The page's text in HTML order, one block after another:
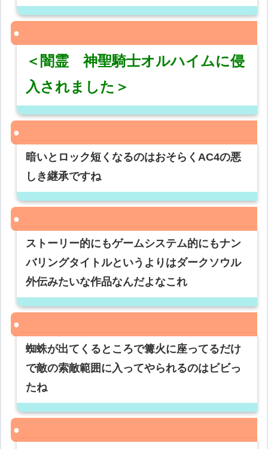
＜闇霊 神聖騎士オルハイムに侵
入されました＞
暗いとロック短くなるのはおそらくAC4の悪
しき継承ですね
ストーリー的にもゲームシステム的にもナン
バリングタイトルというよりはダークソウル
外伝みたいな作品なんだよなこれ
蜘蛛が出てくるところで篝火に座ってるだけ
で敵の索敵範囲に入ってやられるのはビビっ
たね